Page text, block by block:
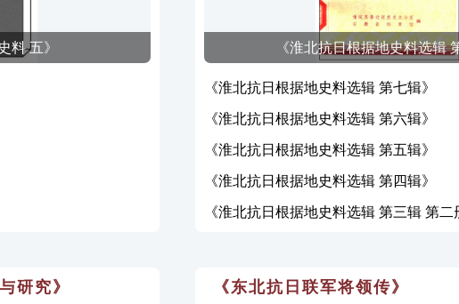
料 五》 《淮北抗日根据地史料选辑
《淮北抗日根据地史料选辑 第七辑》
《淮北抗日根据地史料选辑 第六辑》
《淮北抗日根据地史料选辑 第五辑》
《淮北抗日根据地史料选辑 第四辑》
《淮北抗日根据地史料选辑 第三辑 第二
研究》 《东北抗日联军将领传》